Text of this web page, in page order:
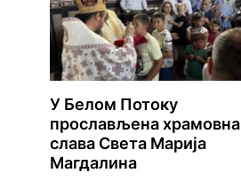
У Белом Потоку
прослављена храмовна
слава Света Марија
Магдалина